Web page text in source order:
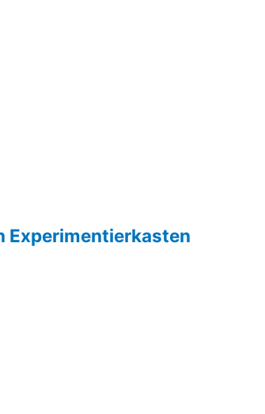
Experimentierkasten